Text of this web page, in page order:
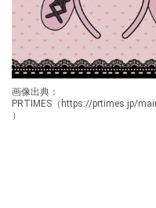
画像出典：
PRTIMES（https://prtimes.jp/
）